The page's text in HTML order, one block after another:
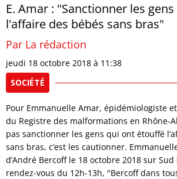
E. Amar : "Sanctionner les
l'affaire des bébés sans bras"
Par La rédaction
jeudi 18 octobre 2018 à 11:38
SOCIÉTÉ
Pour Emmanuelle Amar, épidémiologiste
du Registre des malformations en Rhône-
pas sanctionner les gens qui ont étouffé
sans bras, c’est les cautionner.
d’André Bercoff le 18 octobre 2018 sur
rendez-vous du 12h-13h, "Bercoff dans